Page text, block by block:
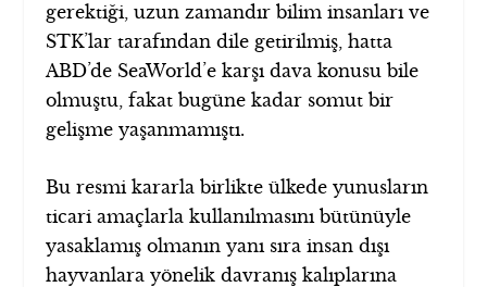
gerektiği, uzun zamandır bilim insanları ve
STK’lar tarafından dile getirilmiş, hatta
ABD’de SeaWorld’e karşı dava konusu bile
olmuştu, fakat bugüne kadar somut bir
gelişme yaşanmamıştı.
Bu resmi kararla birlikte ülkede yunusların
ticari amaçlarla kullanılmasını bütünüyle
yasaklamış olmanın yanı sıra insan dışı
hayvanlara yönelik davranış kalıplarına